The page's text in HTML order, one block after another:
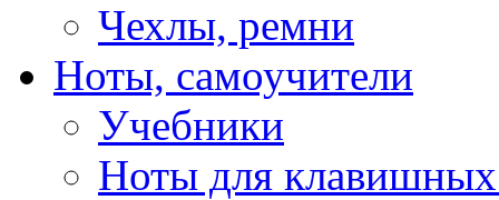
Чехлы, ремни
Ноты, самоучители
Учебники
Ноты для клавишных